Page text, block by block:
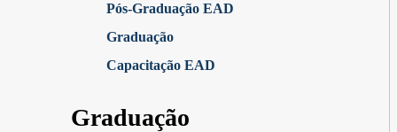
Pós-Graduação EAD
Graduação
Capacitação EAD
Graduação